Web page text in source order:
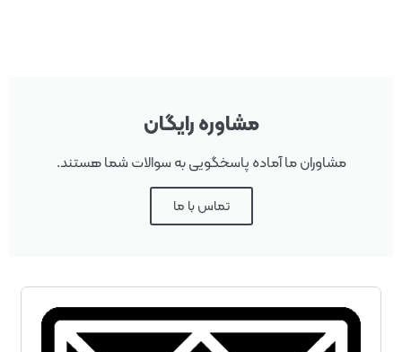
مشاوره رایگان
مشاوران ما آماده پاسخگویی به سوالات شما هستند.
تماس با ما